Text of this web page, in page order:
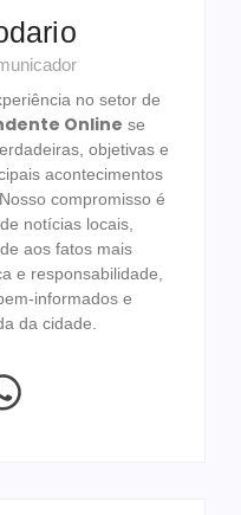
no setor de
Online se
objetivas e
acontecimentos
compromisso é
notícias locais,
aos fatos mais
e responsabilidade,
informados e
da cidade.